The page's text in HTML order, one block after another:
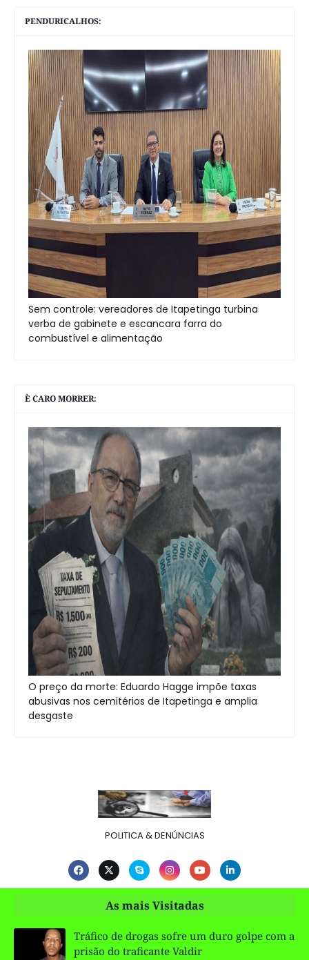
PENDURICALHOS:
Sem controle: vereadores de Itapetinga turbina
verba de gabinete e escancara farra do
combustível e alimentação
È CARO MORRER:
O preço da morte: Eduardo Hagge impõe taxas
abusivas nos cemitérios de Itapetinga e amplia
desgaste
POLITICA & DENÚNCIAS
As mais Visitadas
Tráfico de drogas sofre um duro golpe com a
prisão do traficante Valdir